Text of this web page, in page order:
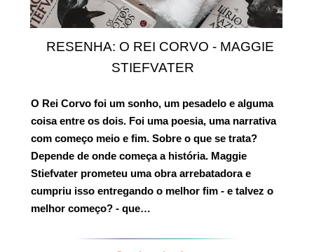
RESENHA: O REI CORVO - MAGGIE
STIEFVATER
O Rei Corvo foi um sonho, um pesadelo e alguma
coisa entre os dois. Foi uma poesia, uma narrativa
com começo meio e fim. Sobre o que se trata?
Depende de onde começa a história. Maggie
Stiefvater prometeu uma obra arrebatadora e
cumpriu isso entregando o melhor fim - e talvez o
melhor começo? - que…